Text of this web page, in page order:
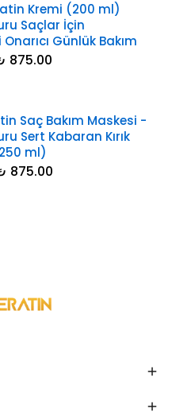
Kremi (200 ml)
Saçlar İçin
Günlük Bakım
875.00
Saç Bakım Maskesi -
Sert Kabaran Kırık
ml)
875.00